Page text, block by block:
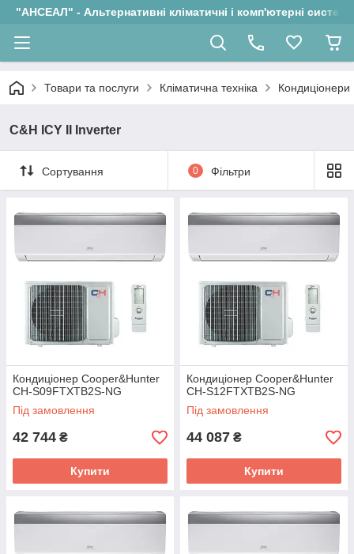
"АНСЕАЛ" - Альтернативні кліматичні і комп'ютерні системи
Товари та послуги Кліматична техніка Кондиціонери
C&H ICY ІІ Inverter
Сортування 0 Фільтри
Кондиціонер Cooper&Hunter
CH-S09FTXTB2S-NG
Під замовлення
42 744 ₴
Купити
Кондиціонер Cooper&Hunter
CH-S12FTXTB2S-NG
Під замовлення
44 087 ₴
Купити